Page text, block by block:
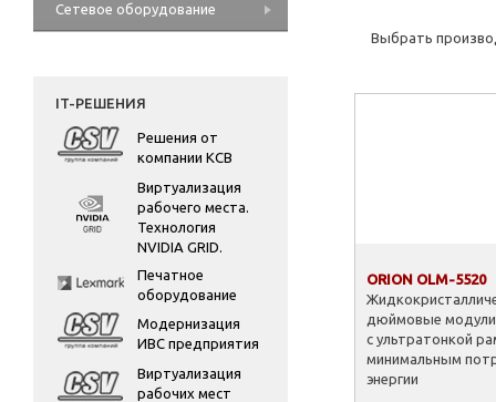
Выбрать
ORION OLM-5520
дюймовые модули
с ультратонкой
минимальным
энергии
Сетевое оборудование
IT-РЕШЕНИЯ
Решения от
компании КСВ
Виртуализация
рабочего места.
Технология
NVIDIA GRID.
Печатное
оборудование
Модернизация
ИВС предприятия
Виртуализация
рабочих мест